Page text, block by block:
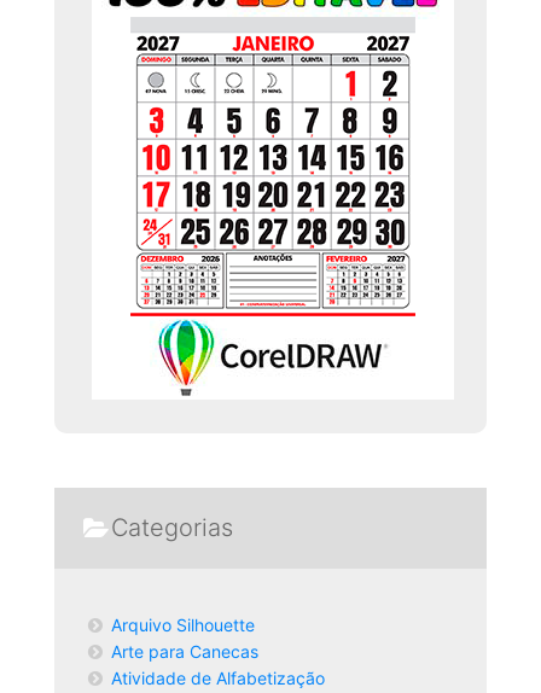
Categorias
Arquivo Silhouette
Arte para Canecas
Atividade de Alfabetização